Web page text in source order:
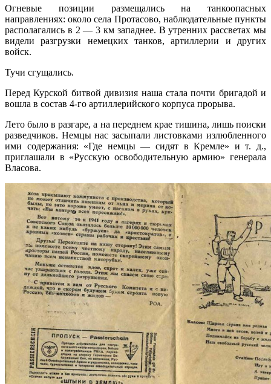
Огневые позиции размещались на танкоопасных
направлениях: около села Протасово, наблюдательные пункты
располагались в 2 — 3 км западнее. В утренних рассветах мы
видели разгрузки немецких танков, артиллерии и других
войск.
Тучи сгущались.
Перед Курской битвой дивизия наша стала почти бригадой и
вошла в состав 4-го артиллерийского корпуса прорыва.
Лето было в разгаре, а на переднем крае тишина, лишь поиски
разведчиков. Немцы нас засыпали листовками излюбленного
ими содержания: «Где немцы — сидят в Кремле» и т. д.,
приглашали в «Русскую освободительную армию» генерала
Власова.